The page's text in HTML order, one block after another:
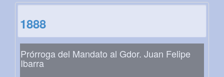
1888
Prórroga del Mandato al Gdor. Juan Felipe
Ibarra